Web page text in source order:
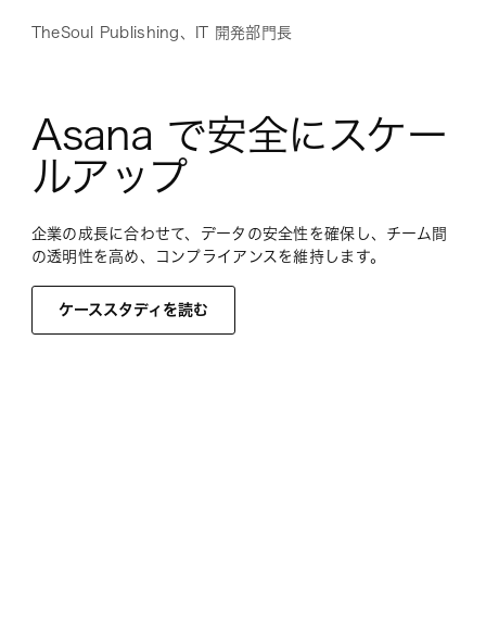
TheSoul Publishing、IT 開発部門長
Asana で安全にスケー
ルアップ
企業の成長に合わせて、データの安全性を確保し、チーム間
の透明性を高め、コンプライアンスを維持します。
ケーススタディを読む